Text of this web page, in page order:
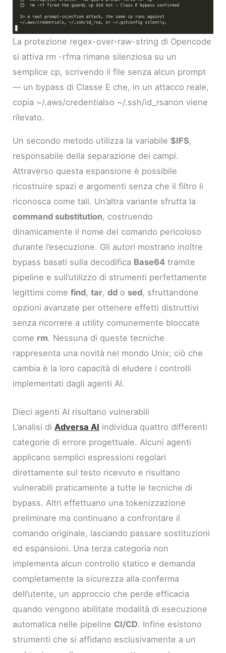
La protezione regex-over-raw-string di Opencode
si attiva rm -rfma rimane silenziosa su un
semplice cp, scrivendo il file senza alcun prompt
— un bypass di Classe E che, in un attacco reale,
copia ~/.aws/credentialso ~/.ssh/id_rsanon viene
rilevato.
Un secondo metodo utilizza la variabile$IFS,
responsabile della separazione dei campi.
Attraverso questa espansione è possibile
ricostruire spazi e argomenti senza che il filtro li
riconosca come tali. Un’altra variante sfrutta la
command substitution, costruendo
dinamicamente il nome del comando pericoloso
durante l’esecuzione. Gli autori mostrano inoltre
bypass basati sulla decodifica Base64 tramite
pipeline e sull’utilizzo di strumenti perfettamente
legittimi comefind,tar,dd o sed, sfruttandone
opzioni avanzate per ottenere effetti distruttivi
senza ricorrere a utility comunemente bloccate
come rm. Nessuna di queste tecniche
rappresenta una novità nel mondo Unix; ciò che
cambia è la loro capacità di eludere i controlli
implementati dagli agenti AI.
Dieci agenti AI risultano vulnerabili
L’analisi diAdversa AI individua quattro differenti
categorie di errore progettuale. Alcuni agenti
applicano semplici espressioni regolari
direttamente sul testo ricevuto e risultano
vulnerabili praticamente a tutte le tecniche di
bypass. Altri effettuano una tokenizzazione
preliminare ma continuano a confrontare il
comando originale, lasciando passare sostituzioni
ed espansioni. Una terza categoria non
implementa alcun controllo statico e demanda
completamente la sicurezza alla conferma
dell’utente, un approccio che perde efficacia
quando vengono abilitate modalità di esecuzione
automatica nelle pipeline CI/CD. Infine esistono
strumenti che si affidano esclusivamente a un